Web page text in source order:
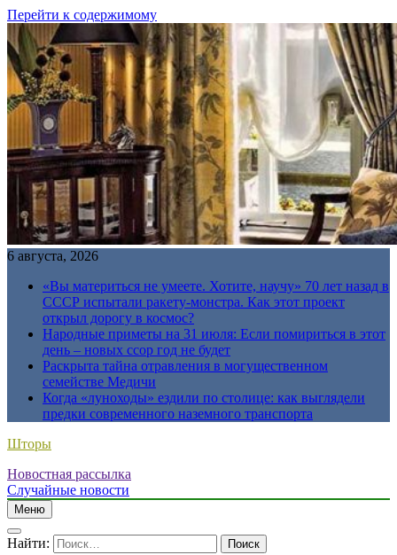
Перейти к содержимому
6 августа, 2026
«Вы материться не умеете. Хотите, научу» 70 лет назад в
СССР испытали ракету-монстра. Как этот проект
открыл дорогу в космос?
Народные приметы на 31 июля: Если помириться в этот
день – новых ссор год не будет
Раскрыта тайна отравления в могущественном
семействе Медичи
Когда «луноходы» ездили по столице: как выглядели
предки современного наземного транспорта
Шторы
Новостная рассылка
Случайные новости
Меню
Найти: